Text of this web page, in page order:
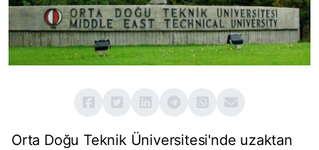
Orta Doğu Teknik Üniversitesi'nde uzaktan